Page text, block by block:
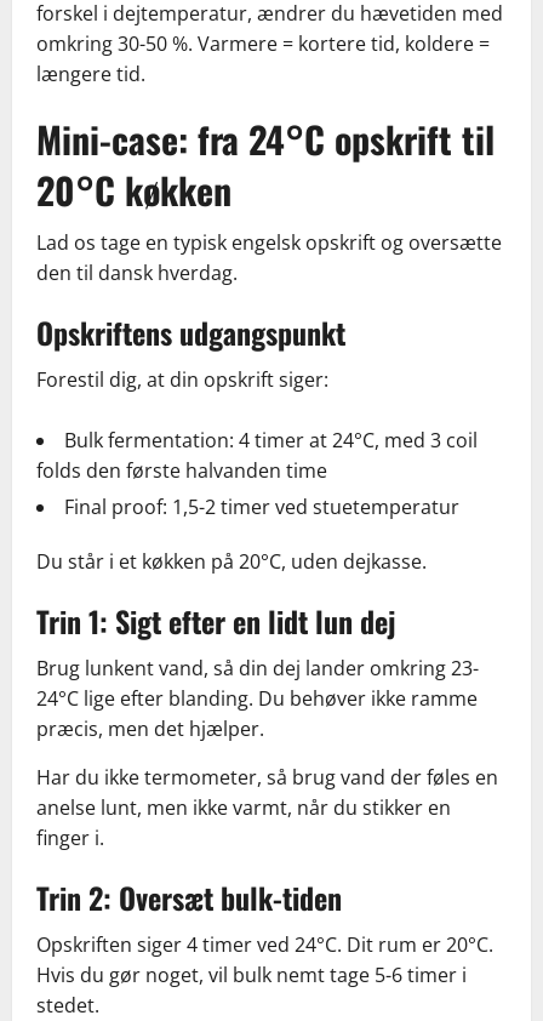
forskel i dejtemperatur, ændrer du hævetiden med
omkring 30-50 %. Varmere = kortere tid, koldere =
længere tid.
Mini-case: fra 24°C opskrift til
20°C køkken
Lad os tage en typisk engelsk opskrift og oversætte
den til dansk hverdag.
Opskriftens udgangspunkt
Forestil dig, at din opskrift siger:
Bulk fermentation: 4 timer at 24°C, med 3 coil
folds den første halvanden time
Final proof: 1,5-2 timer ved stuetemperatur
Du står i et køkken på 20°C, uden dejkasse.
Trin 1: Sigt efter en lidt lun dej
Brug lunkent vand, så din dej lander omkring 23-
24°C lige efter blanding. Du behøver ikke ramme
præcis, men det hjælper.
Har du ikke termometer, så brug vand der føles en
anelse lunt, men ikke varmt, når du stikker en
finger i.
Trin 2: Oversæt bulk-tiden
Opskriften siger 4 timer ved 24°C. Dit rum er 20°C.
Hvis du gør noget, vil bulk nemt tage 5-6 timer i
stedet.